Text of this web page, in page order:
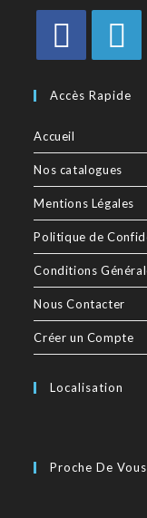
Accès Rapide
Accueil
Nos catalogues
Mentions Légales
Politique de
Conditions
Nous Contacter
Créer un Compte
Localisation
Proche De